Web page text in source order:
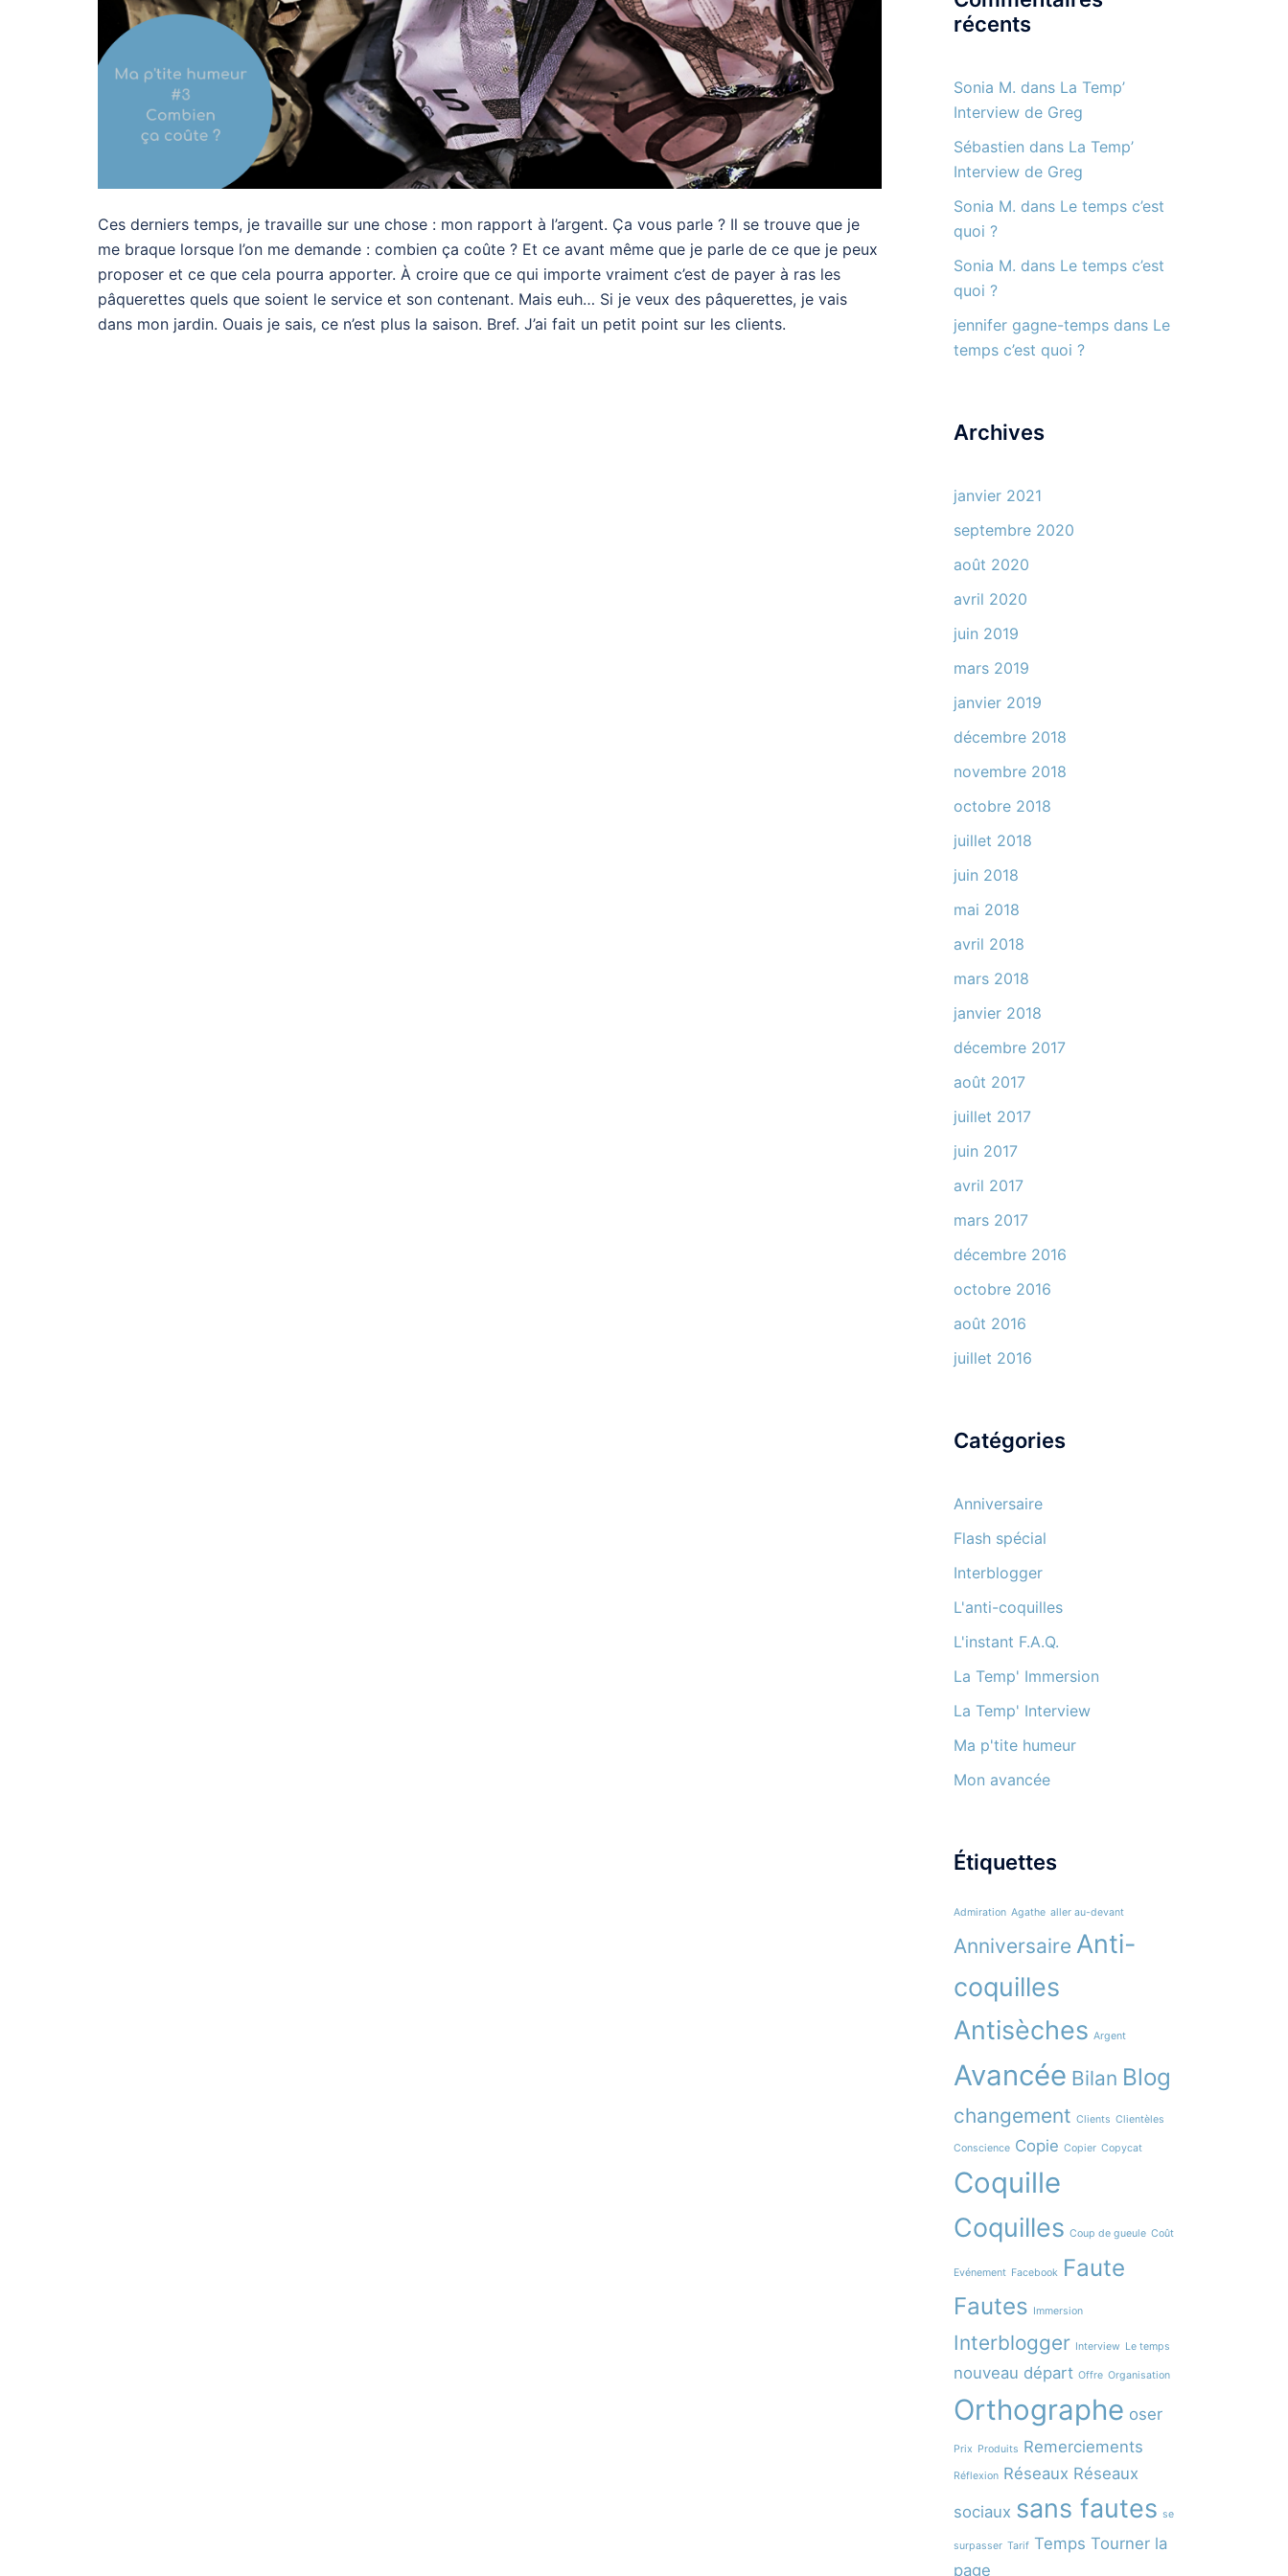
Ces derniers temps, je travaille sur une chose : mon rapport à l’argent. Ça vous parle ? Il se trouve que je
me braque lorsque l’on me demande : combien ça coûte ? Et ce avant même que je parle de ce que je peux
proposer et ce que cela pourra apporter. À croire que ce qui importe vraiment c’est de payer à ras les
pâquerettes quels que soient le service et son contenant. Mais euh… Si je veux des pâquerettes, je vais
dans mon jardin. Ouais je sais, ce n’est plus la saison. Bref. J’ai fait un petit point sur les clients.
récents
Sonia M. dans La Temp’
Interview de Greg
Sébastien dans La Temp’
Interview de Greg
Sonia M. dans Le temps c’est
quoi ?
Sonia M. dans Le temps c’est
quoi ?
jennifer gagne-tempsdans Le
temps c’est quoi ?
Archives
janvier 2021
septembre 2020
août 2020
avril 2020
juin 2019
mars 2019
janvier 2019
décembre 2018
novembre 2018
octobre 2018
juillet 2018
juin 2018
mai 2018
avril 2018
mars 2018
janvier 2018
décembre 2017
août 2017
juillet 2017
juin 2017
avril 2017
mars 2017
décembre 2016
octobre 2016
août 2016
juillet 2016
Catégories
Anniversaire
Flash spécial
Interblogger
L'anti-coquilles
L'instant F.A.Q.
La Temp' Immersion
La Temp' Interview
Ma p'tite humeur
Mon avancée
Étiquettes
Admiration Agathe aller au-devant
Anniversaire Anti-
coquilles
Antisèches Argent
Avancée Bilan Blog
changement Clients Clientèles
Conscience Copie Copier Copycat
Coquille
Coquilles Coup de gueule Coût
Evénement Facebook Faute
Fautes Immersion
Interblogger Interview Le temps
nouveau départ Offre Organisation
Orthographe oser
Prix Produits Remerciements
Réflexion Réseaux Réseaux
sociaux sans fautes se
surpasser Tarif Temps Tourner la
page